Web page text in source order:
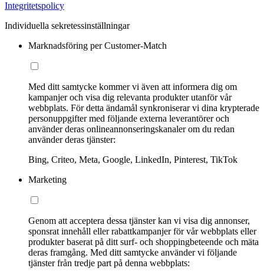
Integritetspolicy
Individuella sekretessinställningar
Marknadsföring per Customer-Match
Med ditt samtycke kommer vi även att informera dig om
kampanjer och visa dig relevanta produkter utanför vår
webbplats. För detta ändamål synkroniserar vi dina krypterade
personuppgifter med följande externa leverantörer och
använder deras onlineannonseringskanaler om du redan
använder deras tjänster:
Bing, Criteo, Meta, Google, LinkedIn, Pinterest, TikTok
Marketing
Genom att acceptera dessa tjänster kan vi visa dig annonser,
sponsrat innehåll eller rabattkampanjer för vår webbplats eller
produkter baserat på ditt surf- och shoppingbeteende och mäta
deras framgång. Med ditt samtycke använder vi följande
tjänster från tredje part på denna webbplats: